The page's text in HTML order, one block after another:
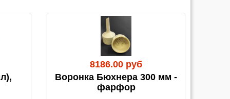
8186.00 руб
Воронка Бюхнера 300 мм -
фарфор